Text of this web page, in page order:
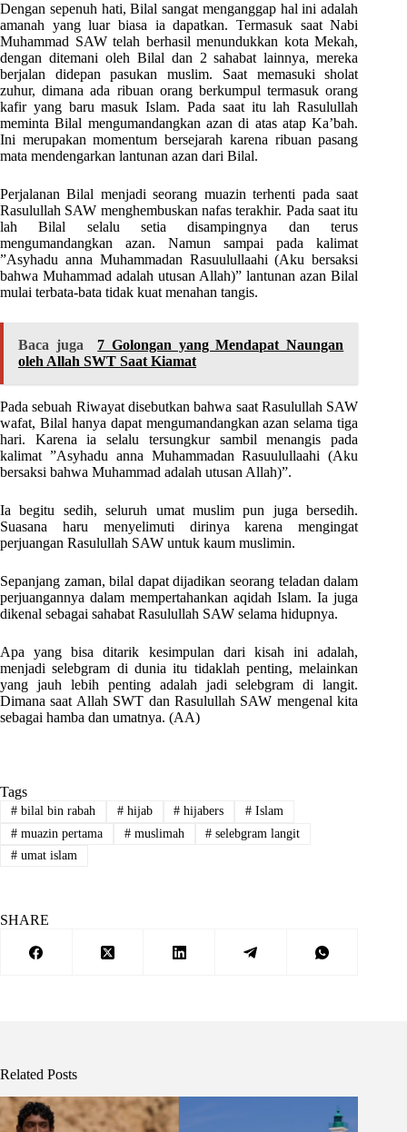
Dengan sepenuh hati, Bilal sangat menganggap hal ini adalah
amanah yang luar biasa ia dapatkan. Termasuk saat Nabi
Muhammad SAW telah berhasil menundukkan kota Mekah,
dengan ditemani oleh Bilal dan 2 sahabat lainnya, mereka
berjalan didepan pasukan muslim. Saat memasuki sholat
zuhur, dimana ada ribuan orang berkumpul termasuk orang
kafir yang baru masuk Islam. Pada saat itu lah Rasulullah
meminta Bilal mengumandangkan azan di atas atap Ka’bah.
Ini merupakan momentum bersejarah karena ribuan pasang
mata mendengarkan lantunan azan dari Bilal.
Perjalanan Bilal menjadi seorang muazin terhenti pada saat
Rasulullah SAW menghembuskan nafas terakhir. Pada saat itu
lah Bilal selalu setia disampingnya dan terus
mengumandangkan azan. Namun sampai pada kalimat
”Asyhadu anna Muhammadan Rasuulullaahi (Aku bersaksi
bahwa Muhammad adalah utusan Allah)” lantunan azan Bilal
mulai terbata-bata tidak kuat menahan tangis.
Baca juga
7 Golongan yang Mendapat Naungan
oleh Allah SWT Saat Kiamat
Pada sebuah Riwayat disebutkan bahwa saat Rasulullah SAW
wafat, Bilal hanya dapat mengumandangkan azan selama tiga
hari. Karena ia selalu tersungkur sambil menangis pada
kalimat ”Asyhadu anna Muhammadan Rasuulullaahi (Aku
bersaksi bahwa Muhammad adalah utusan Allah)”.
Ia begitu sedih, seluruh umat muslim pun juga bersedih.
Suasana haru menyelimuti dirinya karena mengingat
perjuangan Rasulullah SAW untuk kaum muslimin.
Sepanjang zaman, bilal dapat dijadikan seorang teladan dalam
perjuangannya dalam mempertahankan aqidah Islam. Ia juga
dikenal sebagai sahabat Rasulullah SAW selama hidupnya.
Apa yang bisa ditarik kesimpulan dari kisah ini adalah,
menjadi selebgram di dunia itu tidaklah penting, melainkan
yang jauh lebih penting adalah jadi selebgram di langit.
Dimana saat Allah SWT dan Rasulullah SAW mengenal kita
sebagai hamba dan umatnya. (AA)
Tags
#bilal bin rabah #hijab # hijabers # Islam
#muazin pertama #muslimah # selebgram langit
#umat islam
SHARE
Related Posts